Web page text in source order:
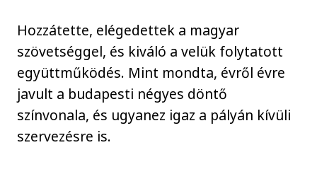
Hozzátette, elégedettek a magyar
szövetséggel, és kiváló a velük folytatott
együttműködés. Mint mondta, évről évre
javult a budapesti négyes döntő
színvonala, és ugyanez igaz a pályán kívüli
szervezésre is.